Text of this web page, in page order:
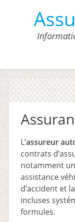
L’assureur
contrats
notamment
assistance
d’accident et
incluses
formules.